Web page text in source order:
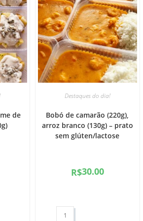
de
Destaques do dia!
Bobó de camarão (220g),
arroz branco (130g) – prato
sem glúten/lactose
R$30.00